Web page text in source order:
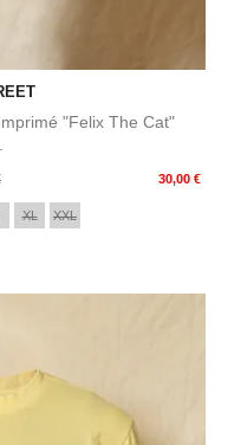
"Felix The Cat"
30,00 €
XL XXL